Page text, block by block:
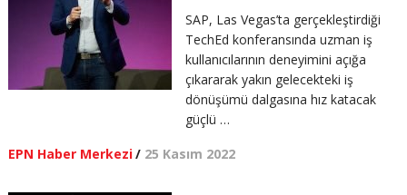
SAP, Las Vegas’ta gerçekleştirdiği
TechEd konferansında uzman iş
kullanıcılarının deneyimini açığa
çıkararak yakın gelecekteki iş
dönüşümü dalgasına hız katacak
güçlü …
EPN Haber Merkezi/ 25 Kasım 2022